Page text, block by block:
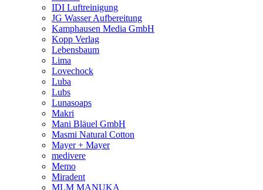
IDI Luftreinigung
JG Wasser Aufbereitung
Kamphausen Media GmbH
Kopp Verlag
Lebensbaum
Lima
Lovechock
Luba
Lubs
Lunasoaps
Makri
Mani Bläuel GmbH
Masmi Natural Cotton
Mayer + Mayer
medivere
Memo
Miradent
MLM MANUKA